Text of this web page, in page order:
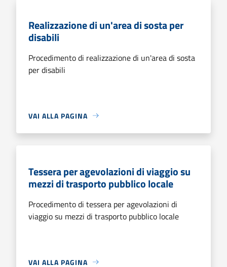
Realizzazione di un'area di sosta per
disabili
Procedimento di realizzazione di un'area di sosta
per disabili
VAI ALLA PAGINA
Tessera per agevolazioni di viaggio su
mezzi di trasporto pubblico locale
Procedimento di tessera per agevolazioni di
viaggio su mezzi di trasporto pubblico locale
VAI ALLA PAGINA